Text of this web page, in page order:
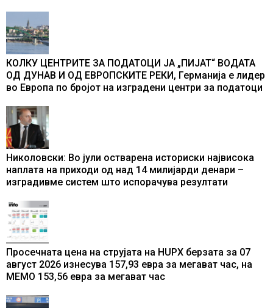
промени текот на историјата
КОЛКУ ЦЕНТРИТЕ ЗА ПОДАТОЦИ ЈА „ПИЈАТ“ ВОДАТА
ОД ДУНАВ И ОД ЕВРОПСКИТЕ РЕКИ, Германија е лидер
во Европа по бројот на изградени центри за податоци
Николовски: Во јули остварена историски највисока
наплата на приходи од над 14 милијарди денари –
изградивме систем што испорачува резултати
Просечната цена на струјата на HUPX берзата за 07
август 2026 изнесува 157,93 евра за мегават час, на
МЕМО 153,56 евра за мегават час